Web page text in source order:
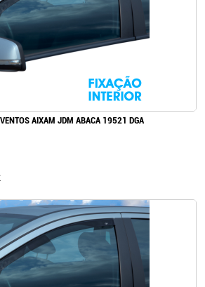
AIXAM JDM ABACA 19521 DGA